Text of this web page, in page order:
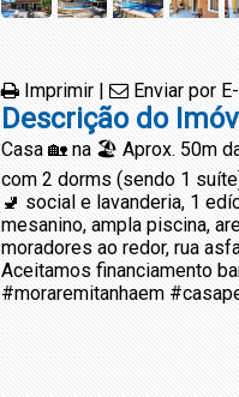
Imprimir | Enviar por
Descrição do
Casa 🏡 na 🏖️ Aprox. 50m
com 2 dorms (sendo 1
🚽 social e lavanderia, 1
mesanino, ampla piscina,
moradores ao redor, rua
Aceitamos financiamento
#moraremitanhaem